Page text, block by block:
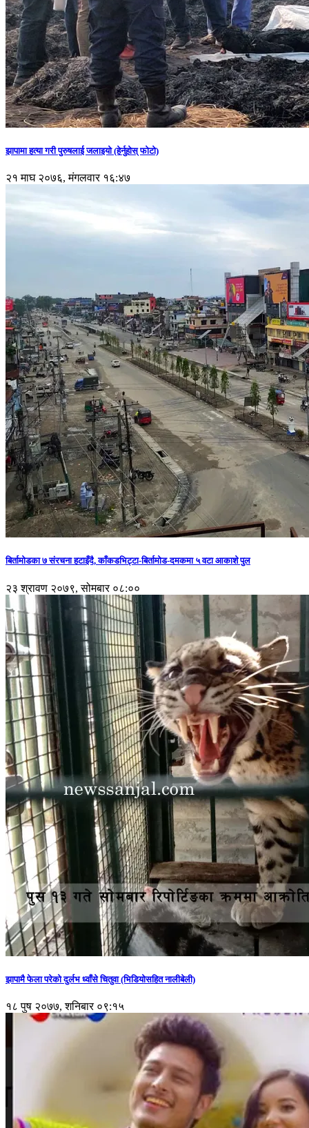
झापामा हत्या गरी पुरुषलाई जलाइयो (हेर्नुहाेस् फाेटाे)
२१ माघ २०७६, मंगलवार १६:४७
बिर्तामोडका ७ संरचना हटाइँदै, काँकडभिट्टा-बिर्तामोड-दमकमा ५ वटा आकाशे पुल
२३ श्रावण २०७९, सोमबार ०८:००
झापामै फेला परेको दुर्लभ ध्वाँसे चितुवा (भिडियोसहित नालीबेली)
१८ पुष २०७७, शनिबार ०९:१५